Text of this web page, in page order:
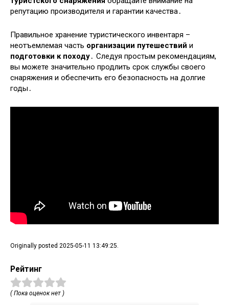
репутацию производителя и гарантии качества․
Правильное хранение туристического инвентаря –
неотъемлемая часть организации путешествий и
подготовки к походу․ Следуя простым рекомендациям,
вы можете значительно продлить срок службы своего
снаряжения и обеспечить его безопасность на долгие
годы․
Originally posted 2025-05-11 13:49:25.
Рейтинг
( Пока оценок нет )